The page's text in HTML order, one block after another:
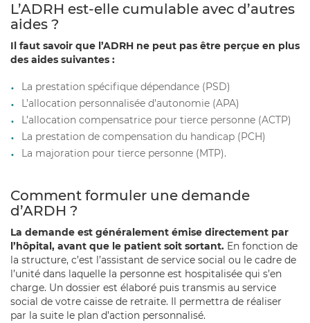
L’ADRH est-elle cumulable avec d’autres
aides ?
Il faut savoir que l’ADRH ne peut pas être perçue en plus
des aides suivantes :
La prestation spécifique dépendance (PSD)
L’allocation personnalisée d’autonomie (APA)
L’allocation compensatrice pour tierce personne (ACTP)
La prestation de compensation du handicap (PCH)
La majoration pour tierce personne (MTP).
Comment formuler une demande
d’ARDH ?
La demande est généralement émise directement par
l’hôpital, avant que le patient soit sortant. En fonction de
la structure, c’est l’assistant de service social ou le cadre de
l’unité dans laquelle la personne est hospitalisée qui s’en
charge. Un dossier est élaboré puis transmis au service
social de votre caisse de retraite. Il permettra de réaliser
par la suite le plan d’action personnalisé.